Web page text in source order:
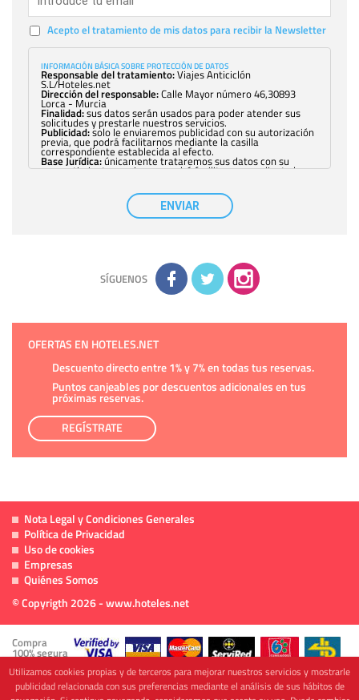
Acepto el tratamiento de mis datos para recibir la Newsletter
INFORMACIÓN BÁSICA SOBRE PROTECCIÓN DE DATOS
Responsable del tratamiento:Viajes Anticiclón
S.L/Hoteles.net
Dirección del responsable:Calle Mayor número 46,30893
Lorca - Murcia
Finalidad:sus datos serán usados para poder atender sus
solicitudes y prestarle nuestros servicios.
Publicidad:solo le enviaremos publicidad con su autorización
previa, que podrá facilitarnos mediante la casilla
correspondiente establecida al efecto.
Base Jurídica:únicamente trataremos sus datos con su
consentimiento previo, que podrá facilitarnos mediante la
con carácter general, sólo el personal de
nuestra entidad que esté debidamente autorizado podrá
tener conocimiento de la información que le pedimos. No se
comunicarán datos a terceros.
adicional y detallada sobre cómo tratamos sus datos en la
política de privacidad
ENVIAR
SÍGUENOS
OFERTAS EN HOTELES.NET
Descuento directo entre 1% y 7% en todas tus reservas.
Puntos canjeables por descuentos adicionales en tus
próximas reservas.
REGÍSTRATE
Nota Legal y Condiciones Generales
Política de Privacidad
Uso de cookies
Empresas
Quiénes Somos
© Copyrigth 2026 - www.hoteles.net
Compra
100% segura
Utilizamos cookies propias y de terceros para mejorar nuestros servicios y mostrarle
publicidad relacionada con sus preferencias mediante el análisis de sus hábitos de